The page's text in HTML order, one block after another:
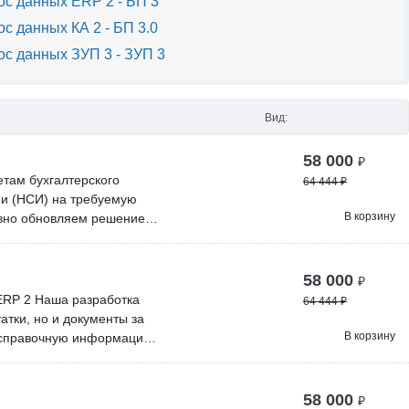
данных КА 2 - БП 3.0
данных ЗУП 3 - ЗУП 3
Вид:
бухгалтерского
(НСИ) на требуемую
обновляем решение
можете бесплатно
и мы договоримся об
58 000 ₽
64 444₽
В корзину
2 Наша разработка
но и документы за
информацию.
58 000 ₽
64 444₽
В корзину
58 000 ₽